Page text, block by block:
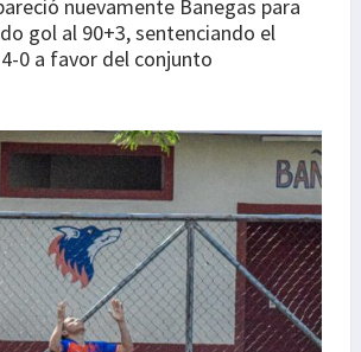
nuevamente Banegas para
gol al 90+3, sentenciando el
0 a favor del conjunto